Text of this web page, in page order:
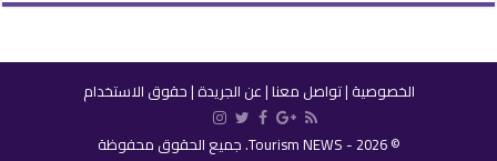
الخصوصية |تواصل معنا |عن الجريدة |حقوق الاستخدام
© 2026 - Tourism NEWS. جميع الحقوق محفوظة